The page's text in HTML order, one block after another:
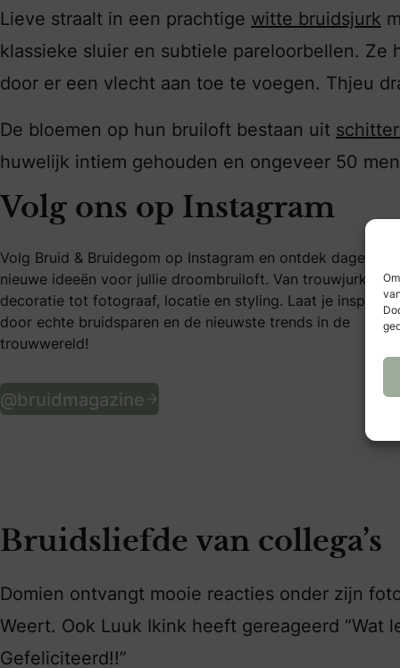
Lieve straalt in een prachtige witte bruidsjurk
klassieke sluier en subtiele pareloorbellen.
door er een vlecht aan toe te voegen. Thjeu
De bloemen op hun bruiloft bestaan uit
huwelijk intiem gehouden en ongeveer 50
Volg ons op Instagram
Volg Bruid & Bruidegom op Instagram en ontdek dagelijks
nieuwe ideeën voor jullie droombruiloft. Van trouwjurken
decoratie tot fotograaf, locatie en styling. Laat je
door echte bruidsparen en de nieuwste trends in de
trouwwereld!
@bruidmagazine
Volg ons op Instagram
Bruidsliefde van collega’s
Domien ontvangt mooie reacties onder zijn
Weert. Ook Luuk Ikink heeft gereageerd
Gefeliciteerd!!”